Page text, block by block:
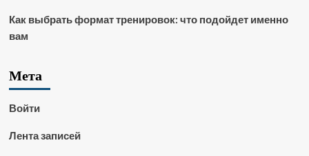
Как выбрать формат тренировок: что подойдет именно
вам
Мета
Войти
Лента записей